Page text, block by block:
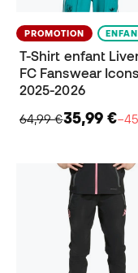
PROMOTION
T-Shirt enfant
FC Fanswear Icons
2025-2026
64,99 €35,99 €